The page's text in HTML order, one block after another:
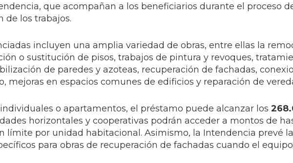
que acompañan a los beneficiarios durante el proceso
de los trabajos.
incluyen una amplia variedad de obras, entre ellas la
o sustitución de pisos, trabajos de pintura y revoques,
de paredes y azoteas, recuperación de fachadas,
mejoras en espacios comunes de edificios y reparación de
o apartamentos, el préstamo puede alcanzar los
horizontales y cooperativas podrán acceder a montos de
límite por unidad habitacional. Asimismo, la Intendencia prevé
para obras de recuperación de fachadas cuando el